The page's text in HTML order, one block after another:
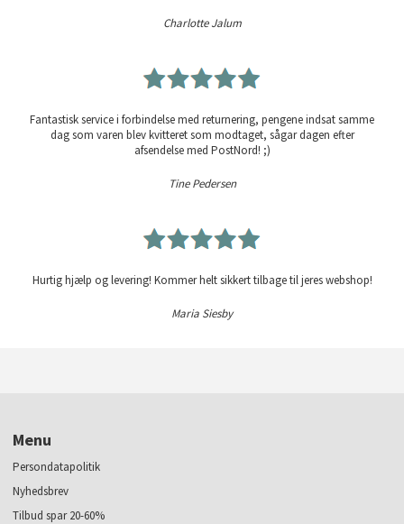
Charlotte Jalum
Fantastisk service i forbindelse med returnering, pengene indsat samme
dag som varen blev kvitteret som modtaget, sågar dagen efter
afsendelse med PostNord! ;)
Tine Pedersen
Hurtig hjælp og levering! Kommer helt sikkert tilbage til jeres webshop!
Maria Siesby
Menu
Persondatapolitik
Nyhedsbrev
Tilbud spar 20-60%